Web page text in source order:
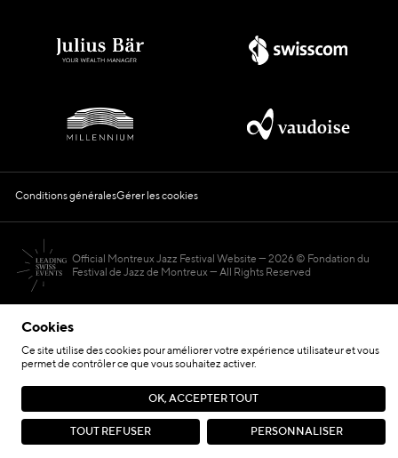
Cookies
Ce site utilise des cookies pour améliorer votre expérience utilisateur et vous
permet de contrôler ce que vous souhaitez activer.
PERSONNALISER
TOUT REFUSER
OK, ACCEPTER TOUT
Conditions généralesGérer les cookies
Official Montreux Jazz Festival Website
2026 © Fondation du
Festival de Jazz de Montreux — All Rights Reserved
Hosted by
Site réalisé par